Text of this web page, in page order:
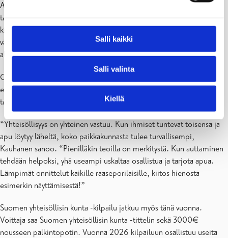
Salli kaikki
Salli valinta
Kiellä
Asukkaat saavat vaikuttaa palkintopotin käyttökohteeseen ja
tavoitteena on, että voitto hyödyttää koko yhteisöä. Aiemmin
kilpailun voittanut Harjavallan kaupunki käytti palkintorahan
vähävaraisten perheiden joululahjoihin ja koulutarvikkeisiin koulunsa
aloittaville lapsille.
Commu-sovelluksen perustaja Karoliina Kauhanen pitää kilpailua
esimerkkinä siitä, miten yhteisöllisyyttä voidaan vahvistaa käytännön
tasolla.
“Yhteisöllisyys on yhteinen vastuu. Kun ihmiset tuntevat toisensa ja
apu löytyy läheltä, koko paikkakunnasta tulee turvallisempi,
Kauhanen sanoo. “Pienilläkin teoilla on merkitystä. Kun auttaminen
tehdään helpoksi, yhä useampi uskaltaa osallistua ja tarjota apua.
Lämpimät onnittelut kaikille raaseporilaisille, kiitos hienosta
esimerkin näyttämisestä!”
Suomen yhteisöllisin kunta -kilpailu jatkuu myös tänä vuonna.
Voittaja saa Suomen yhteisöllisin kunta -tittelin sekä 3000€
nousseen palkintopotin. Vuonna 2026 kilpailuun osallistuu useita